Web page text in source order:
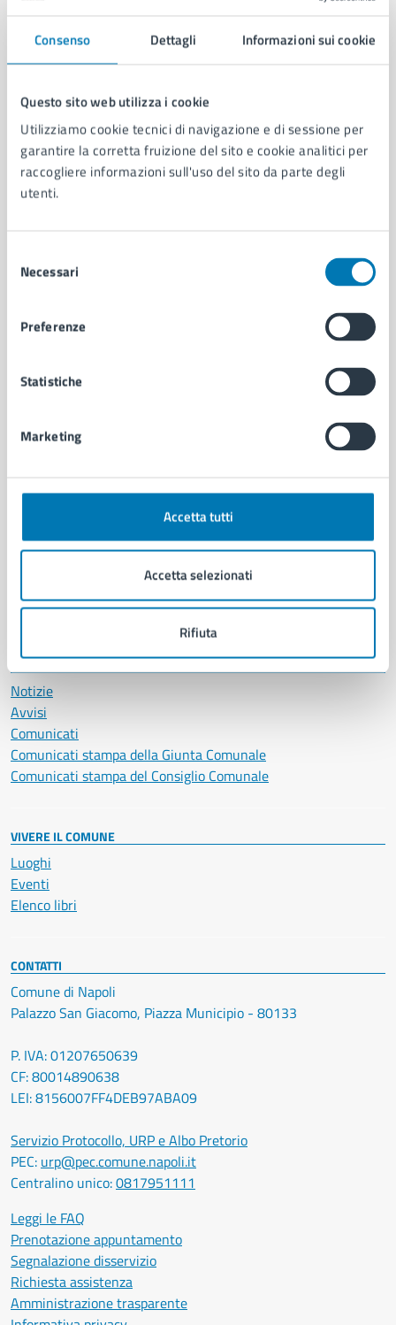
Consenso Dettagli Informazioni sui cookie
Questo sito web utilizza i cookie
Utilizziamo cookie tecnici di navigazione e di sessione per
garantire la corretta fruizione del sito e cookie analitici per
raccogliere informazioni sull'uso del sito da parte degli
utenti.
delNecessari
Preferenze
Statistiche
Marketing
Accetta tutti
Accetta selezionati
Rifiuta
Comune di Napoli
AMMINISTRAZIONE
Aree amministrative
Organi di governo
Municipalità
Uffici
Personale amministrativo
Documenti e dati
Ambiente
Autorizzazioni
Educazione e formazione
Giustizia e sicurezza pubblica
Imprese e commercio
Vita lavorativa
NOVITÀ
Notizie
Avvisi
Comunicati
Comunicati stampa della Giunta Comunale
Comunicati stampa del Consiglio Comunale
VIVERE IL COMUNE
Luoghi
Eventi
Elenco libri
CONTATTI
Comune di Napoli
Palazzo San Giacomo, Piazza Municipio - 80133
P. IVA: 01207650639
CF: 80014890638
LEI: 8156007FF4DEB97ABA09
Servizio Protocollo, URP e Albo Pretorio
PEC: urp@pec.comune.napoli.it
Centralino unico:0817951111
Leggi le FAQ
Prenotazione appuntamento
Segnalazione disservizio
Richiesta assistenza
Amministrazione trasparente